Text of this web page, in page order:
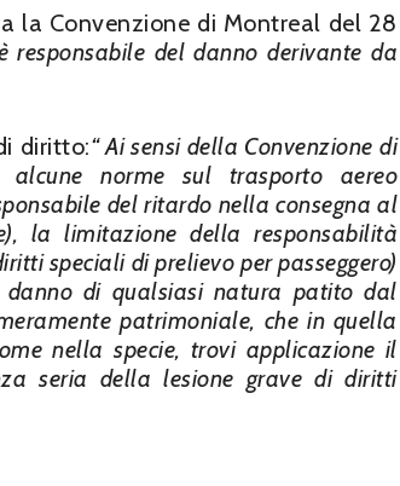
la Convenzione di Montreal del 28
responsabile del danno derivante da
diritto:“ Ai sensi della Convenzione di
norme sul trasporto aereo
del ritardo nella consegna al
la limitazione della responsabilità
speciali di prelievo per passeggero)
danno di qualsiasi natura patito dal
patrimoniale, che in quella
nella specie, trovi applicazione il
seria della lesione grave di diritti